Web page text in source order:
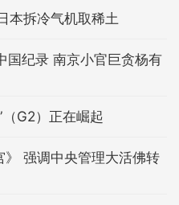
本拆冷气机取稀土
国纪录 南京小官巨贪杨有
G2）正在崛起
强调中央管理大活佛转